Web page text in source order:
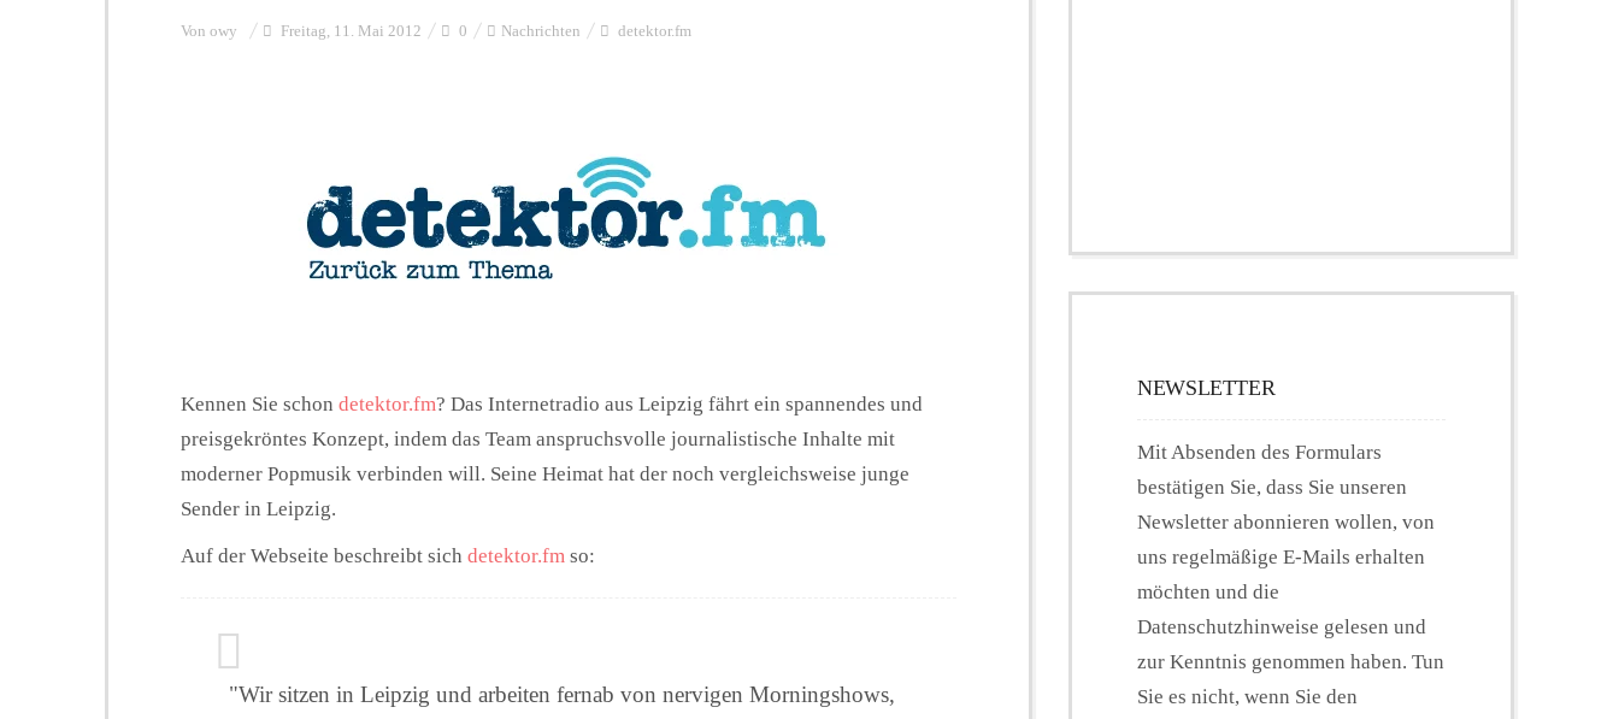
Von owy Freitag, 11. Mai 2012 0 Nachrichten detektor.fm
Kennen Sie schon detektor.fm? Das Internetradio aus Leipzig fährt ein spannendes und
preisgekröntes Konzept, indem das Team anspruchsvolle journalistische Inhalte mit
moderner Popmusik verbinden will. Seine Heimat hat der noch vergleichsweise junge
Sender in Leipzig.
Auf der Webseite beschreibt sich detektor.fm so:
"Wir sitzen in Leipzig und arbeiten fernab von nervigen Morningshows,
NEWSLETTER
Mit Absenden des Formulars
bestätigen Sie, dass Sie unseren
Newsletter abonnieren wollen, von
uns regelmäßige E-Mails erhalten
möchten und die
Datenschutzhinweise gelesen und
zur Kenntnis genommen haben. Tun
Sie es nicht, wenn Sie den